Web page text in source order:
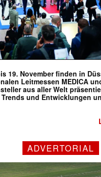
19. November finden in
Leitmessen MEDICA
aus aller Welt
und Entwicklungen
ADVERTORIAL